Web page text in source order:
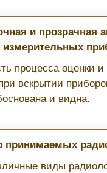
и прозрачная
измерительных
процесса оценки
вскрытии
и видна.
принимаемых
виды